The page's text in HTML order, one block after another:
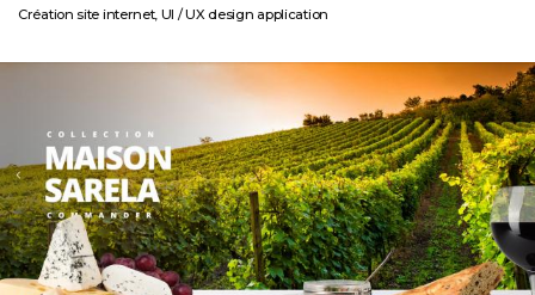
Création site internet, UI / UX design application